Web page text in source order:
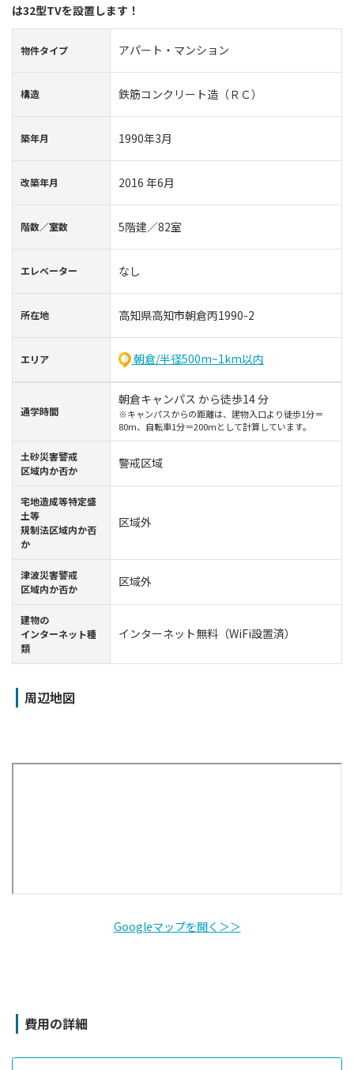
は32型TVを設置します！
物件タイプ アパート・マンション
構造 鉄筋コンクリート造（ＲＣ）
築年⽉ 1990年3月
改築年月 2016 年6月
階数∕室数 5階建／82室
エレベーター なし
所在地 高知県高知市朝倉丙1990-2
エリア 朝倉/半径500m~1km以内
通学時間
朝倉キャンパス から徒歩14 分
※キャンパスからの距離は、建物入口より徒歩1分＝
80m、自転車1分＝200mとして計算しています。
⼟砂災害警戒
区域内か否か
警戒区域
宅地造成等特定盛
土等
規制法区域内か否
か
区域外
津波災害警戒
区域内か否か
区域外
建物の
インターネット種
類
インターネット無料（WiFi設置済）
周辺地図
Googleマップを開く＞＞
費用の詳細